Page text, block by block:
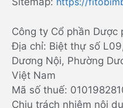
Công ty Cổ phần Dược
Địa chỉ: Biệt thự số
Dương Nội, Phường
Việt Nam
Mã số thuế:
Chịu trách nhiệm nội